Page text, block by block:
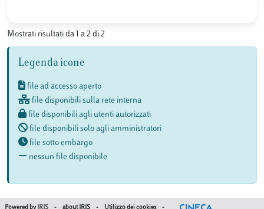
Mostrati risultati da 1 a 2 di 2
Legenda icone
file ad accesso aperto
file disponibili sulla rete interna
file disponibili agli utenti autorizzati
file disponibili solo agli amministratori
file sotto embargo
nessun file disponibile
Powered by IRIS - about IRIS - Utilizzo dei cookies -